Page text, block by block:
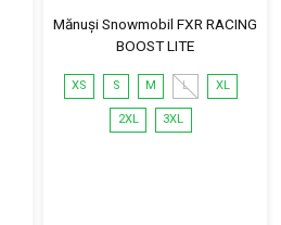
Mănuși Snowmobil FXR RACING
BOOST LITE
XS S M L XL
2XL 3XL